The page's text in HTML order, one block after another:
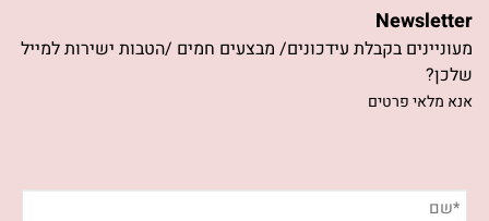
Newsletter
מעוניינים בקבלת עידכונים/ מבצעים חמים /הטבות ישירות למייל
שלכן?
אנא מלאי פרטים